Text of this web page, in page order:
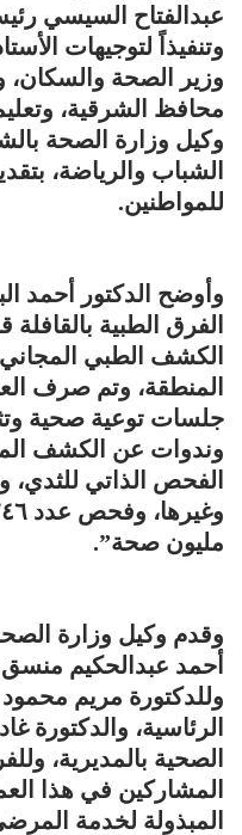
عبدالفتاح السيسي
وتنفيذاً لتوجيهات
وزير الصحة
محافظ الشرقية،
وكيل وزارة الصحة
الشباب والرياضة،
للمواطنين.
وأوضح الدكتور أحمد
الفرق الطبية
المنطقة، وتم صرف
وندوات عن الكشف
الفحص الذاتي للثدي،
مليون صحة”.
وقدم وكيل وزارة
أحمد عبدالحكيم منسق
وللدكتورة مريم محمود
الرئاسية، والدكتورة
الصحية بالمديرية،
المشاركين في هذا
المبذولة لخدمة